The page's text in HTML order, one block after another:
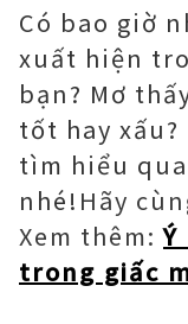
Có bao giờ
xuất hiện
bạn? Mơ
tốt hay xấu?
tìm hiểu
nhé! Hãy
Xem thêm:
trong giấc